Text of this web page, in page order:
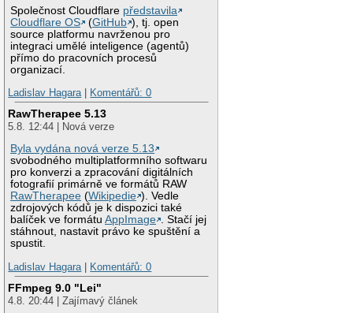
Společnost Cloudflare představila
Cloudflare OS
(GitHub ), tj. open
source platformu navrženou pro
integraci umělé inteligence (agentů)
přímo do pracovních procesů
organizací.
Ladislav Hagara| Komentářů: 0
RawTherapee 5.13
5.8. 12:44 | Nová verze
Byla vydána nová verze 5.13
svobodného multiplatformního softwaru
pro konverzi a zpracování digitálních
fotografií primárně ve formátů RAW
RawTherapee (Wikipedie ). Vedle
zdrojových kódů je k dispozici také
balíček ve formátuAppImage . Stačí jej
stáhnout, nastavit právo ke spuštění a
spustit.
Ladislav Hagara| Komentářů: 0
FFmpeg 9.0 "Lei"
4.8. 20:44 | Zajímavý článek